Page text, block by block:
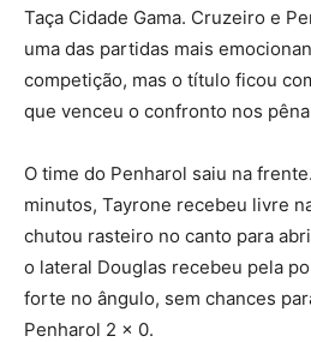
Taça Cidade Gama. Cruzeiro e
uma das partidas mais
competição, mas o título ficou
que venceu o confronto nos
O time do Penharol saiu na
minutos, Tayrone recebeu livre
chutou rasteiro no canto para
o lateral Douglas recebeu pela
forte no ângulo, sem chances
Penharol 2 x 0.